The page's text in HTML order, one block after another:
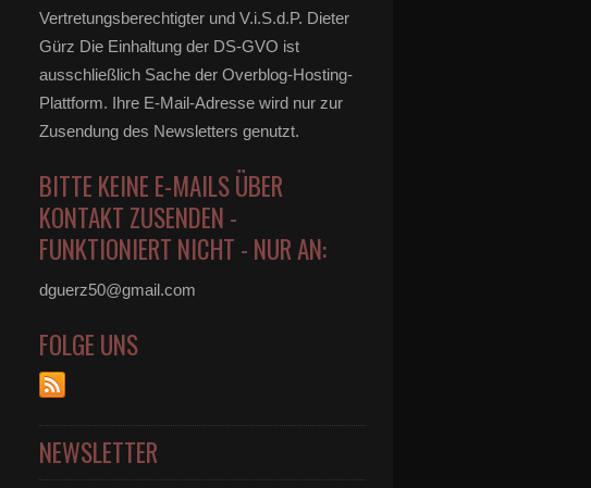
Vertretungsberechtigter und V.i.S.d.P. Dieter
Gürz Die Einhaltung der DS-GVO ist
ausschließlich Sache der Overblog-Hosting-
Plattform. Ihre E-Mail-Adresse wird nur zur
Zusendung des Newsletters genutzt.
BITTE KEINE E-MAILS ÜBER
KONTAKT ZUSENDEN -
FUNKTIONIERT NICHT - NUR AN:
dguerz50@gmail.com
FOLGE UNS
NEWSLETTER